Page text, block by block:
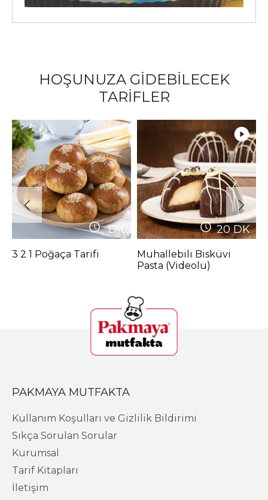
HOŞUNUZA GİDEBİLECEK
TARİFLER
DK
3 2 1 Poğaça Tarifi
20DK
Muhallebili Bisküvi
Pasta (Videolu)
PAKMAYA MUTFAKTA
Kullanım Koşulları ve Gizlilik Bildirimi
Sıkça Sorulan Sorular
Kurumsal
Tarif Kitapları
İletişim